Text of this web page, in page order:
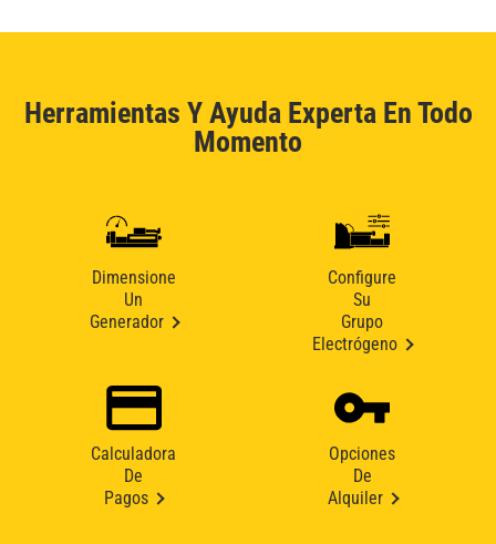
Herramientas Y Ayuda Experta En Todo
Momento
Dimensione
Un
Generador
Configure
Su
Grupo
Electrógeno
Calculadora
De
Pagos
Opciones
De
Alquiler